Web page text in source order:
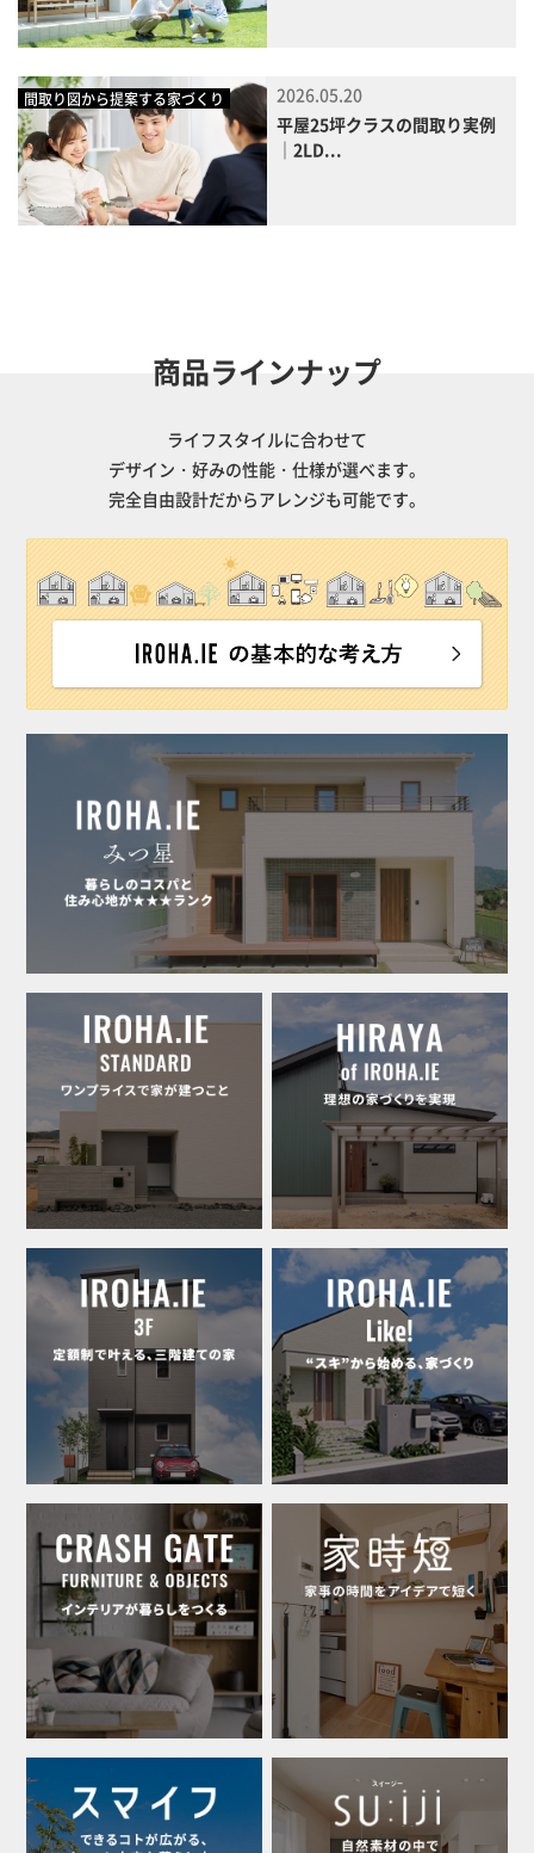
間取り図から提案する家づくり
2026.05.20
平屋25坪クラスの間取り実例
｜2LD...
商品ラインナップ
ライフスタイルに合わせて
デザイン・好みの性能・仕様が選べます。
完全自由設計だからアレンジも可能です。